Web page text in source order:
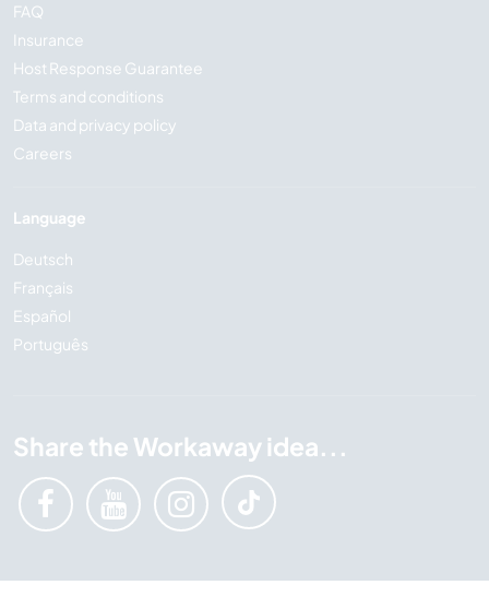
FAQ
Insurance
Host Response Guarantee
Terms and conditions
Data and privacy policy
Careers
Language
Deutsch
Français
Español
Português
Share the Workaway idea...